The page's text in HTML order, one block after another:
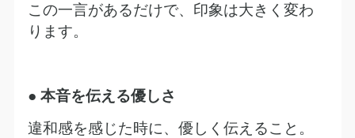
この一言があるだけで、印象は大きく変わ
ります。
● 本音を伝える優しさ
違和感を感じた時に、優しく伝えること。